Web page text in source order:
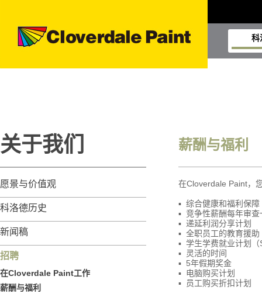
科
薪酬与福利
在Cloverdale Paint，
▪ 综合健康和福利保障
▪ 竞争性薪酬每年审
▪ 递延利润分享计划
▪ 全职员工的教育援助
▪ 学生学费就业计划
▪ 灵活的时间
▪ 5年假期奖金
▪ 电脑购买计划
▪ 员工购买折扣计划
关于我们
愿景与价值观
科洛德历史
新闻稿
招聘
在Cloverdale Paint工作
薪酬与福利